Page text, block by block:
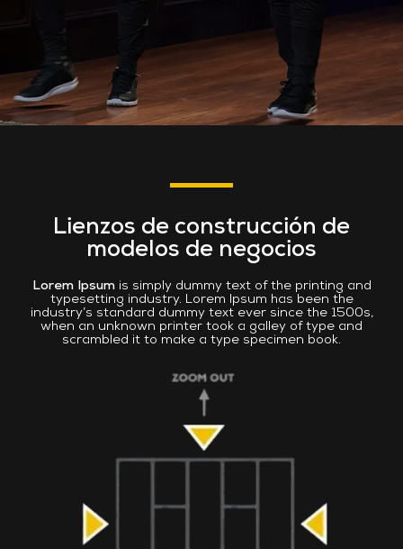
Lienzos de construcción de
modelos de negocios
Lorem Ipsumis simply dummy text of the printing and
typesetting industry. Lorem Ipsum has been the
industry’s standard dummy text ever since the 1500s,
when an unknown printer took a galley of type and
scrambled it to make a type specimen book.